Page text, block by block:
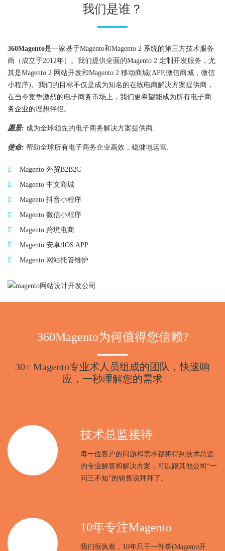
我们是谁？
360Magento是一家基于Magento和Magento 2 系统的第三方技术服务
商（成立于2012年）。我们提供全面的Magento 2 定制开发服务，尤
其是Magento 2 网站开发和Magento 2 移动商城(APP,微信商城，微信
小程序)。我们的目标不仅是成为知名的在线电商解决方案提供商，
在当今竞争激烈的电子商务市场上，我们更希望能成为所有电子商
务企业的理想伴侣。
愿景: 成为全球领先的电子商务解决方案提供商.
使命: 帮助全球所有电子商务企业高效，稳健地运营.
Magento 外贸B2B2C
Magento 中文商城
Magento 抖音小程序
Magento 微信小程序
Magento 跨境电商
Magento 安卓/IOS APP
Magento 网站托管维护
360Magento为何值得您信赖?
30+ Magento专业术人员组成的团队，快速响
应，一秒理解您的需求
技术总监接待
每一位客户的问题和需求都将得到技术总监
的专业解答和解决方案，可以跟其他公司“一
问三不知”的销售说拜拜了。
10年专注Magento
我们很执着，10年只干一件事(Magento开